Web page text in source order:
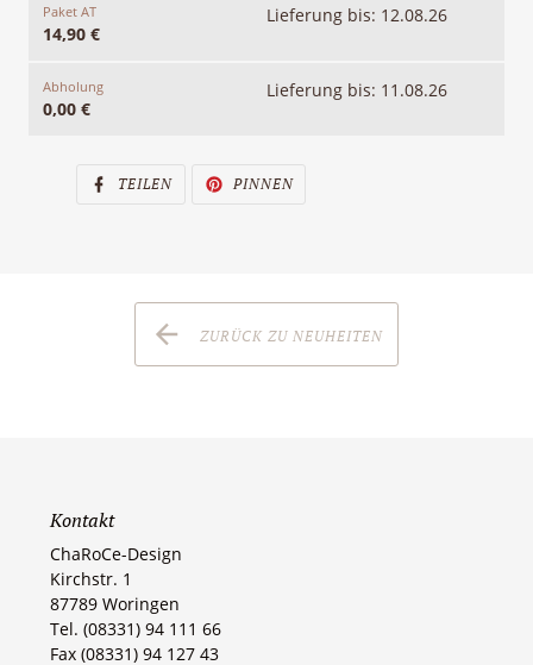
Paket AT
14,90 €
Lieferung bis: 12.08.26
Abholung
0,00 €
Lieferung bis: 11.08.26
TEILENAUF
FACEBOOK
PINNENAUF
ZURÜCK ZU NEUHEITEN
Kontakt
ChaRoCe-Design
Kirchstr. 1
87789 Woringen​
Tel. (08331) 94 111 66
Fax (08331) 94 127 43